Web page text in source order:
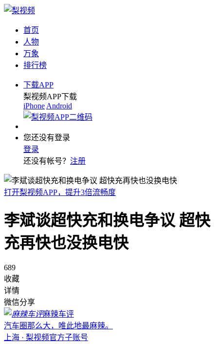
首页
人物
万象
排行榜
下载APP
梨视频APP下载
iPhone Android
您还没有登录
登录
还没有帐号？ 注册
打开梨视频APP，提升3倍流畅度
李斌谈超快充和换电争议 超快
充再快也没换电快
689
收藏
详情
微信分享
麻辣车评
汽车圈那么大，唯此地最麻辣。
上海 · 梨视频官方子账号